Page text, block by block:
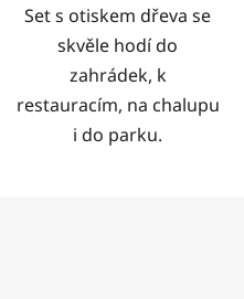
Set s otiskem dřeva se
skvěle hodí do
zahrádek, k
restauracím, na chalupu
i do parku.